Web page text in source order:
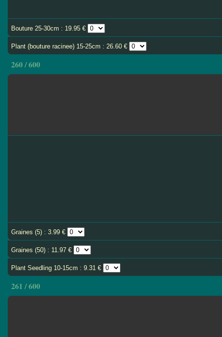
Bouture 25-30cm : 19.95 €
Plant (bouture racinee) 15-25cm : 26.60 €
260 / 600
Graines (5) : 3.99 €
Graines (50) : 11.97 €
Plant Seedling 10-15cm : 9.31 €
261 / 600